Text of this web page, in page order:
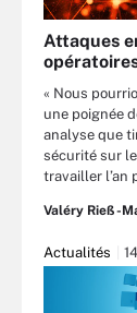
Attaques
« Nous
une poignée
analyse que
sécurité sur
travailler l’an
Valéry Rieß-
Actualités